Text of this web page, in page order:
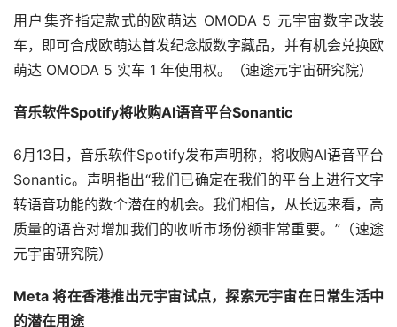
网下一个重大技术发展，指的是一个沉浸式数字世界，其目
的是通过增强现实或虚拟现实再现现实生活，并将网络从二
维变为三维。（速途元宇宙研究院）
短剧《元宇宙·恋语》象山热拍
近日，短剧《元宇宙·恋语》正在象山影视城热拍中。该剧
由朋克执导，杨紫彤编剧，赵文浩、关芯领衔主演，讲述了
游戏美工师安美意外进入游戏世界，与NPC男神陆汀之间相
互治愈的爱情故事。
相关负责人表示，“短剧赛道目前主要针对女性受众，多古
装、甜宠类型，题材同质化相对严重。所以这部剧我们独辟
蹊径，将悬疑与爱情相融合，再结合元宇宙的大世界观构